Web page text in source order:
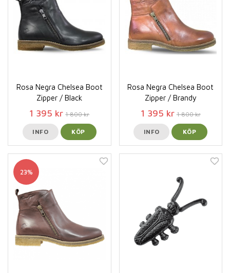
Rosa Negra Chelsea Boot
Zipper / Black
1 395 kr 1 800 kr
INFO KÖP
Rosa Negra Chelsea Boot
Zipper / Brandy
1 395 kr 1 800 kr
INFO KÖP
23%